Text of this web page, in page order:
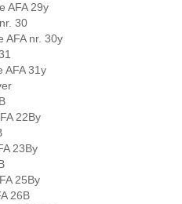
AFA 29y
30
AFA nr. 30y
AFA 31y
22By
23By
25By
26B